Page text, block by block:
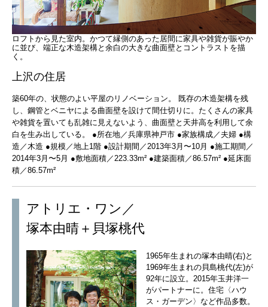
ロフトから見た室内。かつて縁側のあった居間に家具や雑貨が賑やか
に並び、端正な木造架構と余白の大きな曲面壁とコントラストを描
く。
上沢の住居
築60年の、状態のよい平屋のリノベーション。 既存の木造架構を残
し、鋼管とベニヤによる曲面壁を設けて間仕切りに。たくさんの家具
や雑貨を置いても乱雑に見えないよう、曲面壁と天井高を利用して余
白を生み出している。 ●所在地／兵庫県神戸市 ●家族構成／夫婦 ●構
造／木造 ●規模／地上1階 ●設計期間／2013年3月〜10月 ●施工期間／
2014年3月〜5月 ●敷地面積／223.33m² ●建築面積／86.57m² ●延床面
積／86.57m²
アトリエ・ワン／
塚本由晴＋貝塚桃代
1965年生まれの塚本由晴(右)と
1969年生まれの貝島桃代(左)が
92年に設立。2015年玉井洋一
がパートナーに。住宅〈ハウ
ス・ガーデン〉など作品多数。